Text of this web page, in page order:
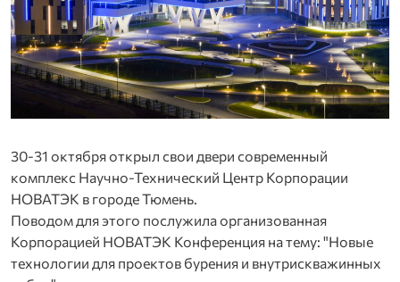
30-31 октября открыл свои двери современный
комплекс Научно-Технический Центр Корпорации
НОВАТЭК в городе Тюмень.
Поводом для этого послужила организованная
Корпорацией НОВАТЭК Конференция на тему: "Новые
технологии для проектов бурения и внутрискважинных